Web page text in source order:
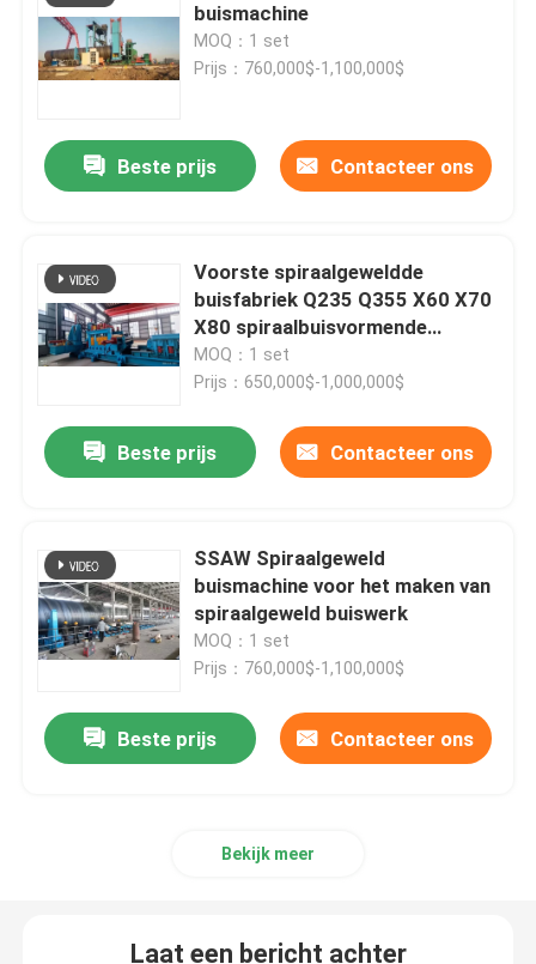
buismachine
MOQ：1 set
Prijs：760,000$-1,100,000$
Beste prijs Contacteer ons
Voorste spiraalgeweldde
buisfabriek Q235 Q355 X60 X70
X80 spiraalbuisvormende
machine
MOQ：1 set
Prijs：650,000$-1,000,000$
Beste prijs Contacteer ons
SSAW Spiraalgeweld
buismachine voor het maken van
spiraalgeweld buiswerk
MOQ：1 set
Prijs：760,000$-1,100,000$
Beste prijs Contacteer ons
Bekijk meer
Laat een bericht achter